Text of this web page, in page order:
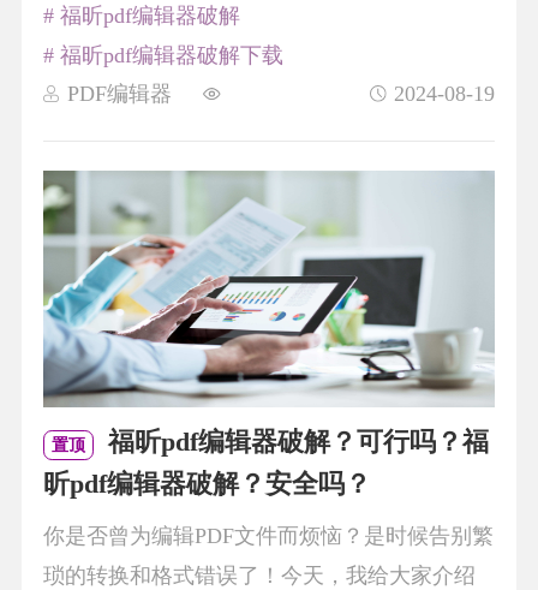
PDF编辑器 2024-08-19
# 福昕pdf编辑器破解
# 福昕pdf编辑器破解下载
置顶
福昕pdf编辑器破解？可行吗？福
昕pdf编辑器破解？安全吗？
你是否曾为编辑PDF文件而烦恼？是时候告别繁
琐的转换和格式错误了！今天，我给大家介绍